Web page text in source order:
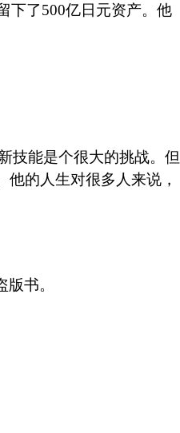
下了500亿日元资产。他
技能是个很大的挑战。但
的人生对很多人来说，
书。